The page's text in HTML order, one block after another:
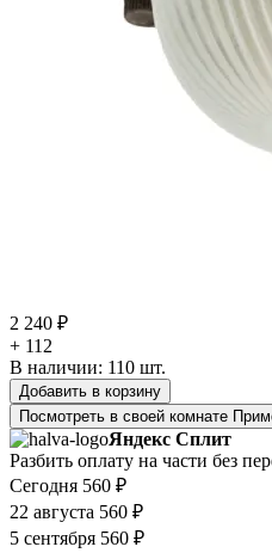
2 240 ₽
+ 112
В наличии: 110 шт.
Добавить в корзину
Посмотреть в своей комнате
Яндекс Сплит
Разбить оплату на части без
Сегодня 560 ₽
22 августа 560 ₽
5 сентября 560 ₽